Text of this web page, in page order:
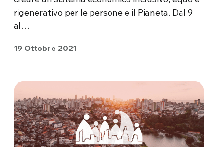
rigenerativo per le persone e il Pianeta. Dal 9
al…
19 Ottobre 2021